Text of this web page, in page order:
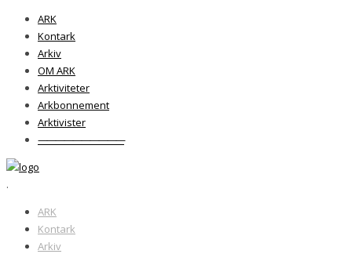
ARK
Kontark
Arkiv
OM ARK
Arktiviteter
Arkbonnement
Arktivister
——————————
.
ARK
Kontark
Arkiv